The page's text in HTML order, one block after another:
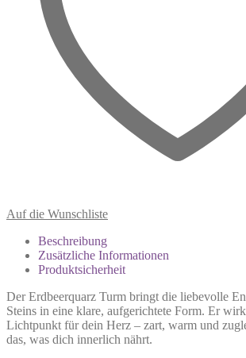
Auf die Wunschliste
Beschreibung
Zusätzliche Informationen
Produktsicherheit
Der Erdbeerquarz Turm bringt die liebevolle
Steins in eine klare, aufgerichtete Form. Er
Lichtpunkt für dein Herz – zart, warm und
das, was dich innerlich nährt.